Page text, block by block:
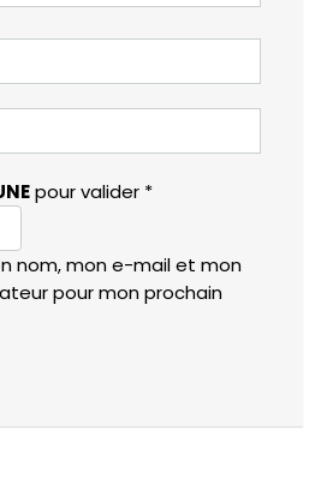
pour valider *
nom, mon e-mail et mon
pour mon prochain